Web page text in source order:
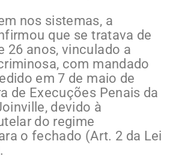
nos sistemas, a
que se tratava de
26 anos, vinculado a
com mandado
em 7 de maio de
de Execuções Penais da
devido à
do regime
o fechado (Art. 2 da Lei